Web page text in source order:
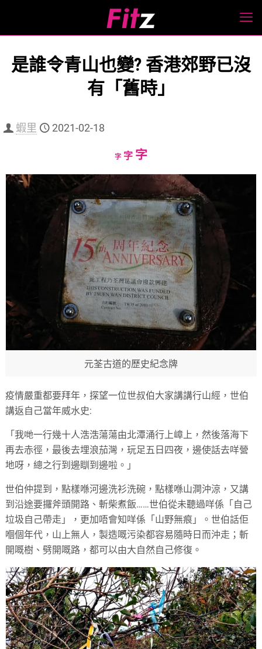
是誰令青山也變? 香港郊野已沒
有「舊時」
蝦里 2021-02-18
字Decrease
字Reset
字Increase
size.
元荃古道的歷史紀念牌
疫情嚴重都要拜年，探望一位世叔伯大家講講行山經，世伯
講返自己當年威水史:
「我哋一行幾十人浩浩蕩蕩由北潭涌行上嶂上，然後落海下
再去赤徑，最後去埋浪茄灣，玩足五日四夜，邊使話去咩營
地呀，總之行到邊瞓到邊啦。」
世伯仲提到，點樣喺河邊洗衫洗碗，點樣喺山澗沖涼，又講
到沿途要攞斧頭開路、斬柴煮飯……世伯從未聽過咩係「自己
垃圾自己帶走」，更加唔會知咩係「山野無痕」。世伯話佢
嗰個年代，山上無人，製造嘅污染都容易隨時日而沖走；斬
開嘅樹、劈開嘅路，都可以由大自然自己修復。